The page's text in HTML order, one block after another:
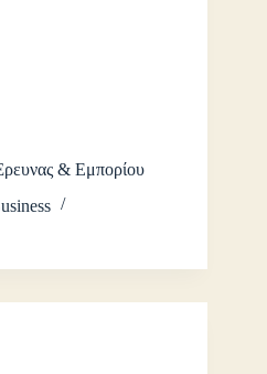
& Εμπορίου